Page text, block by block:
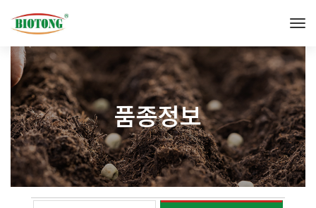
품종정보